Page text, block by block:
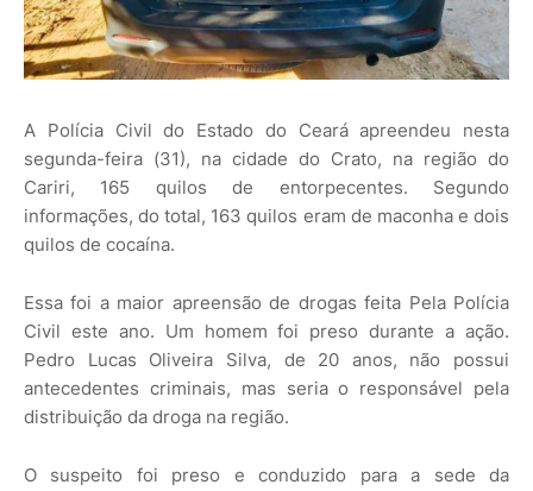
A Polícia Civil do Estado do Ceará apreendeu nesta
segunda-feira (31), na cidade do Crato, na região do
Cariri, 165 quilos de entorpecentes. Segundo
informações, do total, 163 quilos eram de maconha e dois
quilos de cocaína.
Essa foi a maior apreensão de drogas feita Pela Polícia
Civil este ano. Um homem foi preso durante a ação.
Pedro Lucas Oliveira Silva, de 20 anos, não possui
antecedentes criminais, mas seria o responsável pela
distribuição da droga na região.
O suspeito foi preso e conduzido para a sede da